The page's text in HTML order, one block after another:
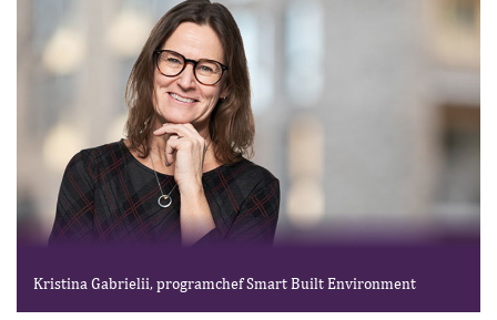
Kristina Gabrielii, programchef Smart Built Environment